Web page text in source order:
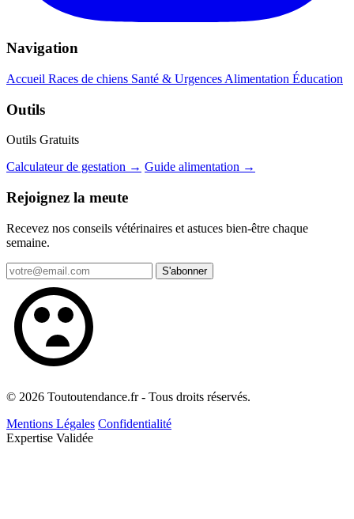
Navigation
Accueil Races de chiens Santé & Urgences Alimentation Éducation
Outils
Outils Gratuits
Calculateur de gestation → Guide alimentation →
Rejoignez la meute
Recevez nos conseils vétérinaires et astuces bien-être chaque
semaine.
S'abonner
© 2026 Toutoutendance.fr - Tous droits réservés.
Mentions Légales Confidentialité
Expertise Validée